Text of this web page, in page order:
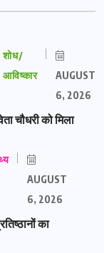
शोध/
आविष्कार
AUGUST
6, 2026
चौधरी को मिला
AUGUST
6, 2026
का